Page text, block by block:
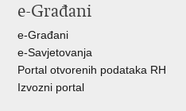
FacebookuTwitteru
e-Građani
e-Građani
e-Savjetovanja
Portal otvorenih podataka RH
Izvozni portal